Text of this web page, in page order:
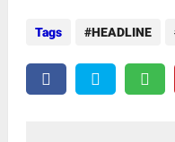
Tags HEADLINE